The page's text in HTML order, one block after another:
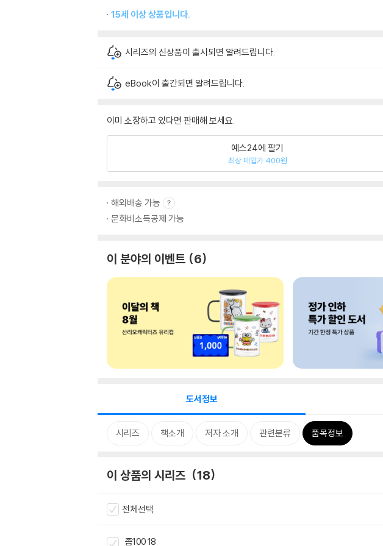
15세 이상 상품입니다.
시리즈의 신상품이 출시되면 알려드립니다.
eBook이 출간되면 알려드립니다.
이미 소장하고 있다면 판매해 보세요.
예스24에 팔기
최상 매입가 400원
해외배송 가능
문화비소득공제 가능
이 분야의 이벤트 6
도서정보
시리즈 책소개 저자 소개 관련분류 품목정보
이 상품의 시리즈 18
전체선택
좀100 18